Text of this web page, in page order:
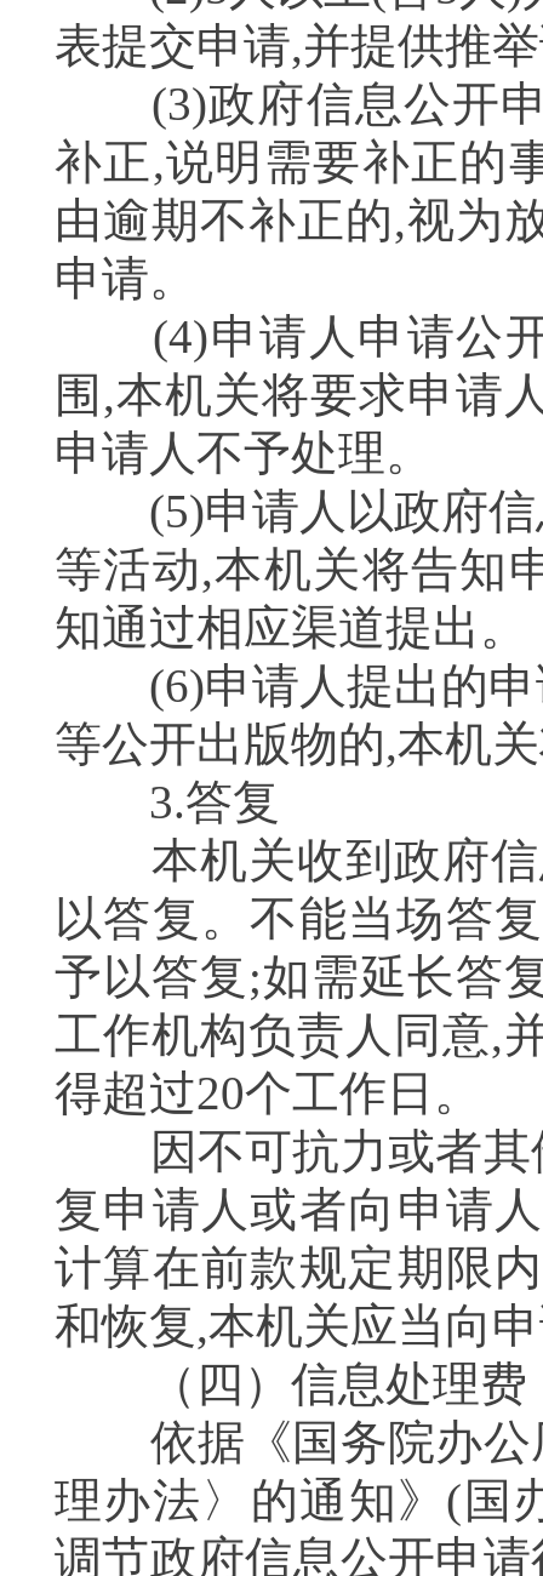
表提交申请,并提供
(3)政府信息公开申
补正,说明需要补正的
由逾期不补正的,视为
申请。
(4)申请人申请公开
围,本机关将要求申请
申请人不予处理。
(5)申请人以政府信
等活动,本机关将告知
知通过相应渠道提
(6)申请人提出的申
等公开出版物的,本
3.答复
本机关收到政府信
以答复。不能当场答
予以答复;如需延长答
工作机构负责人同意,
得超过20个工作日。
因不可抗力或者其
复申请人或者向申请
计算在前款规定期限
和恢复,本机关应当向
（四）信息处理费
依据《国务院办公
理办法〉的通知》(国
调节政府信息公开申